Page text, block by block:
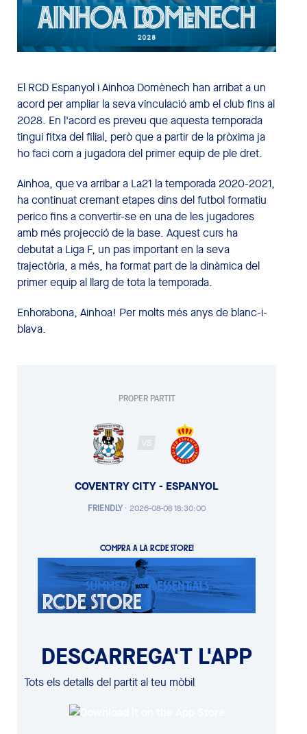
El RCD Espanyol i Ainhoa Domènech han arribat a un
acord per ampliar la seva vinculació amb el club fins al
2028. En l'acord es preveu que aquesta temporada
tingui fitxa del filial, però que a partir de la pròxima ja
ho faci com a jugadora del primer equip de ple dret.
Ainhoa, que va arribar a La21 la temporada 2020-2021,
ha continuat cremant etapes dins del futbol formatiu
perico fins a convertir-se en una de les jugadores
amb més projecció de la base. Aquest curs ha
debutat a Liga F, un pas important en la seva
trajectòria, a més, ha format part de la dinàmica del
primer equip al llarg de tota la temporada.
Enhorabona, Ainhoa! Per molts més anys de blanc-i-
blava.
PROPER PARTIT
VS
COVENTRY CITY - ESPANYOL
FRIENDLY· 2026-08-08 18:30:00
COMPRA A LA RCDE STORE!
DESCARREGA'T L'APP
Tots els detalls del partit al teu mòbil